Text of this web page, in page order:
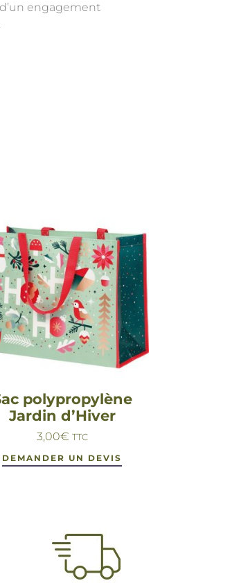
engagement
polypropylène
Jardin d’Hiver
3,00€ TTC
DEMANDER UN DEVIS